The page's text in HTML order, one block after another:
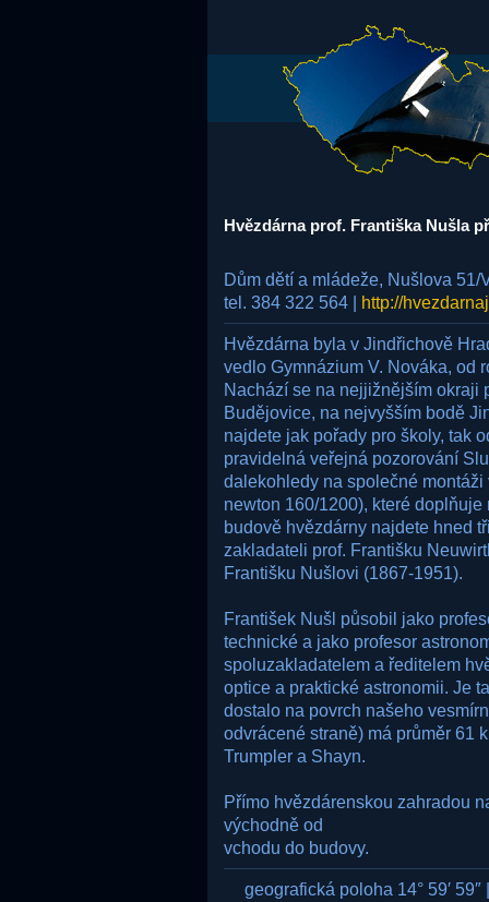
Hvězdárna prof. Františka Nušla
Dům dětí a mládeže, Nušlova
tel. 384 322 564 |
http://
Hvězdárna byla v Jindřichově
vedlo Gymnázium V. Nováka, od
Nachází se na nejjižnějším okraji
Budějovice, na nejvyšším bodě
najdete jak pořady pro školy, tak
pravidelná veřejná pozorování
dalekohledy na společné
newton 160/1200), které
budově hvězdárny najdete hned
zakladateli prof. Františku
Františku Nušlovi (1867-1951).
František Nušl působil jako
technické a jako profesor
spoluzakladatelem a ředitelem
optice a praktické astronomii. Je
dostalo na povrch našeho
odvrácené straně) má průměr 61
Trumpler a Shayn.
Přímo hvězdárenskou zahradou
východně od
vchodu do budovy.
geografická poloha 14° 59′ 59″